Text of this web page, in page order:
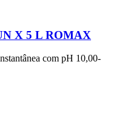
X 5 L ROMAX
com pH 10,00-